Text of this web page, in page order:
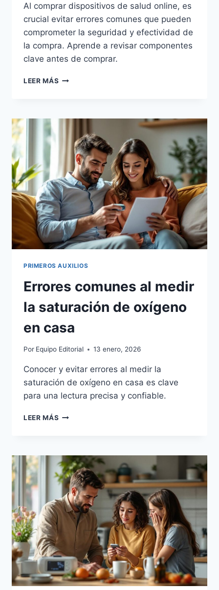
Al comprar dispositivos de salud online, es
crucial evitar errores comunes que pueden
comprometer la seguridad y efectividad de
la compra. Aprende a revisar componentes
clave antes de comprar.
LEER MÁS ERRORES
DISPOSITIVOS
SALUD
ONLINE
PRIMEROS AUXILIOS
Errores comunes al medir
la saturación de oxígeno
en casa
Por Equipo Editorial 13 enero, 2026
Conocer y evitar errores al medir la
saturación de oxígeno en casa es clave
para una lectura precisa y confiable.
LEER MÁS ERRORES
LA
SATURACIÓN
DE
OXÍGENO
EN
CASA